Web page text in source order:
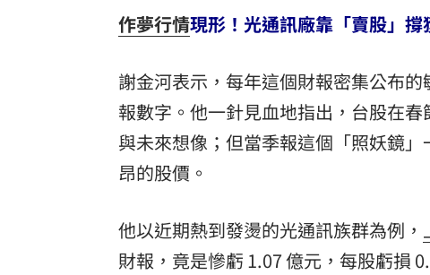
作夢行情現形！光通訊廠靠「賣股」撐
謝金河表示，每年這個財報密集公布
報數字。他一針見血地指出，台股在
與未來想像；但當季報這個「照妖鏡
昂的股價。
他以近期熱到發燙的光通訊族群為例，
財報，竟是慘虧 1.07 億元，每股虧損